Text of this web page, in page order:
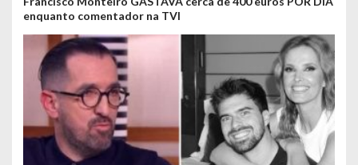
enquanto comentador na TVI